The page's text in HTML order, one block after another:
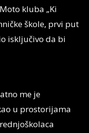
kluba „Ki
škole, prvi put
isključivo da bi
me je
u prostorijama